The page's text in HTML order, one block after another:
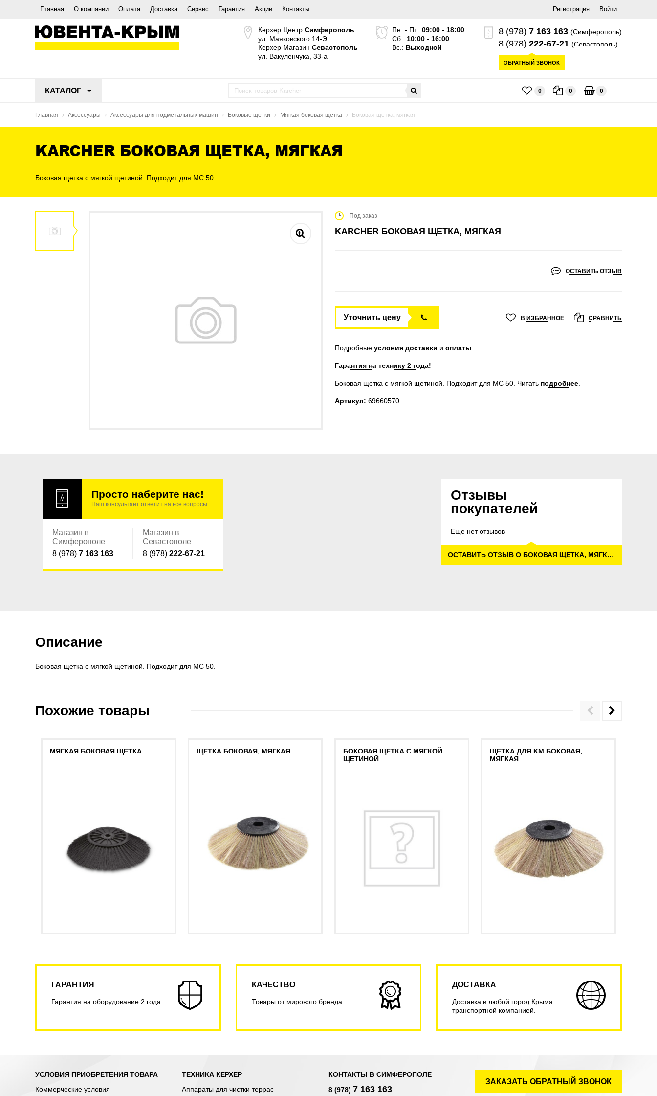
Главная О компании Оплата Доставка Сервис Гарантия Акции Контакты Регистрация Войти
Керхер Центр Симферополь
ул. Маяковского 14-Э
Керхер Магазин Севастополь
ул. Вакуленчука, 33-а
Пн. - Пт.: 09:00 - 18:00
Сб.: 10:00 - 16:00
Вс.: Выходной
8 (978) 7 163 163 (Симферополь)
8 (978) 222-67-21 (Севастополь)
ОБРАТНЫЙ ЗВОНОК
КАТАЛОГ 0 0 0
Главная Аксессуары Аксессуары для подметальных машин Боковые щетки Мягкая боковая щетка Боковая щетка, мягкая
KARCHER БОКОВАЯ ЩЕТКА, МЯГКАЯ
Боковая щетка с мягкой щетиной. Подходит для MC 50.
Под заказ
KARCHER БОКОВАЯ ЩЕТКА, МЯГКАЯ
ОСТАВИТЬ ОТЗЫВ
Уточнить цену В ИЗБРАННОЕ СРАВНИТЬ
Подробные условия доставки и оплаты
Гарантия на технику 2 года!
Боковая щетка с мягкой щетиной. Подходит для MC 50. Читать подробнее.
Артикул: 69660570
Просто наберите нас!
Наш консультант ответит на все вопросы
Магазин в
Симферополе
8 (978) 7 163 163
Магазин в
Севастополе
8 (978) 222-67-21
Отзывы
покупателей
Еще нет отзывов
ОСТАВИТЬ ОТЗЫВ О БОКОВАЯ ЩЕТКА, МЯГКАЯ
Описание
Боковая щетка с мягкой щетиной. Подходит для MC 50.
Похожие товары
МЯГКАЯ БОКОВАЯ ЩЕТКА ЩЕТКА БОКОВАЯ, МЯГКАЯ
БОКОВАЯ ЩЕТКА С МЯГКОЙ
ЩЕТИНОЙ
ЩЕТКА ДЛЯ KM БОКОВАЯ,
МЯГКАЯ
ГАРАНТИЯ
Гарантия на оборудование 2 года
КАЧЕСТВО
Товары от мирового бренда
ДОСТАВКА
Доставка в любой город Крыма
транспортной компанией.
УСЛОВИЯ ПРИОБРЕТЕНИЯ ТОВАРА
Коммерческие условия
ТЕХНИКА КЕРХЕР
Аппараты для чистки террас
КОНТАКТЫ В СИМФЕРОПОЛЕ
8 (978) 7 163 163
ЗАКАЗАТЬ ОБРАТНЫЙ ЗВОНОК